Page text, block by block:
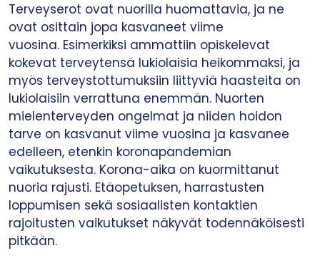
Terveyserot ovat nuorilla huomattavia, ja ne
ovat osittain jopa kasvaneet viime
vuosina. Esimerkiksi ammattiin opiskelevat
kokevat terveytensä lukiolaisia heikommaksi, ja
myös terveystottumuksiin liittyviä haasteita on
lukiolaisiin verrattuna enemmän. Nuorten
mielenterveyden ongelmat ja niiden hoidon
tarve on kasvanut viime vuosina ja kasvanee
edelleen, etenkin koronapandemian
vaikutuksesta. Korona-aika on kuormittanut
nuoria rajusti. Etäopetuksen, harrastusten
loppumisen sekä sosiaalisten kontaktien
rajoitusten vaikutukset näkyvät todennäköisesti
pitkään.